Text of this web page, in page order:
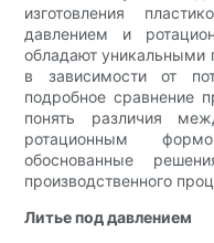
изготовления
давлением и
обладают уникальными
в зависимости от
подробное сравнение
понять различия
ротационным
обоснованные
производственного
Литье под давлением